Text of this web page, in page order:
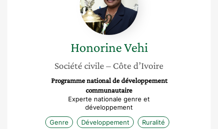
HonorineVehi
Société civile – Côte d’Ivoire
Programme national de développement
communautaire
Experte nationale genre et
développement
Genre
Développement Ruralité